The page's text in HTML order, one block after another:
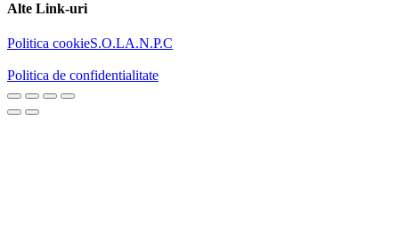
Alte Link-uri
Politica cookieS.O.LA.N.P.C
Politica de confidentialitate